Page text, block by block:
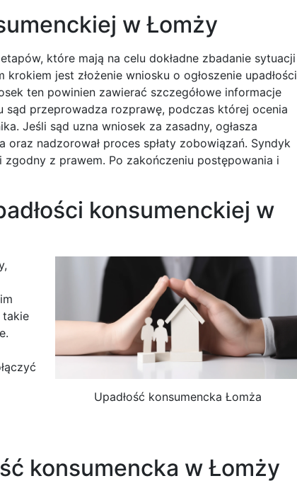
w Łomży
które mają na celu dokładne zbadanie sytuacji
jest złożenie wniosku o ogłoszenie upadłości
ten powinien zawierać szczegółowe informacje
przeprowadza rozprawę, podczas której ocenia
Jeśli sąd uzna wniosek za zasadny, ogłasza
oraz nadzorował proces spłaty zobowiązań. Syndyk
z prawem. Po zakończeniu postępowania i
konsumenckiej w
Upadłość konsumencka Łomża
takie
konsumencka w Łomży